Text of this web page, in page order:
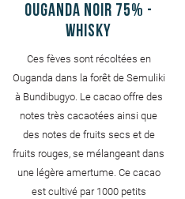
Ouganda Noir 75% -
Whisky
Ces fèves sont récoltées en
Ouganda dans la forêt de Semuliki
à Bundibugyo. Le cacao offre des
notes très cacaotées ainsi que
des notes de fruits secs et de
fruits rouges, se mélangeant dans
une légère amertume. Ce cacao
est cultivé par 1000 petits